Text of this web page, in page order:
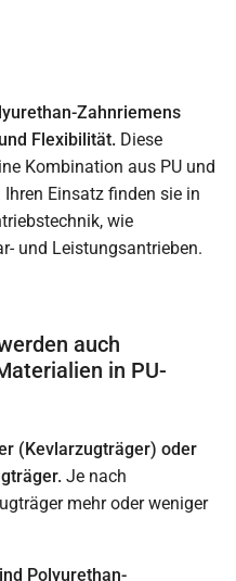
Zahnriemens
Flexibilität. Diese
Kombination aus PU und
Einsatz finden sie in
wie
und Leistungsantrieben.
auch
in PU-
(Kevlarzugträger) oder
Je nach
mehr oder weniger
Polyurethan-